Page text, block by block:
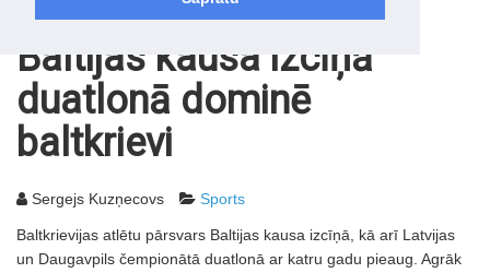
Baltijas kausa izcīņā
duatlonā dominē
baltkrievi
Sergejs Kuzņecovs Sports
Baltkrievijas atlētu pārsvars Baltijas kausa izcīņā, kā arī Latvijas
un Daugavpils čempionātā duatlonā ar katru gadu pieaug. Agrāk